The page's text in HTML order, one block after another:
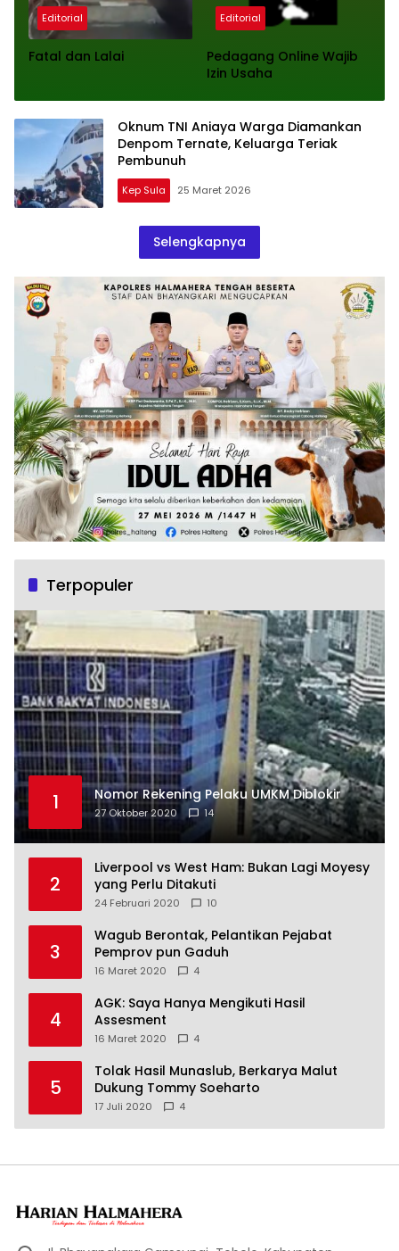
Editorial
Fatal dan Lalai
Editorial
Pedagang Online Wajib
Izin Usaha
Oknum TNI Aniaya Warga Diamankan
Denpom Ternate, Keluarga Teriak
Pembunuh
Kep Sula 25 Maret 2026
Selengkapnya
Terpopuler
1 Nomor Rekening Pelaku UMKM Diblokir
27 Oktober 2020 14
2
Liverpool vs West Ham: Bukan Lagi Moyesy
yang Perlu Ditakuti
24 Februari 2020 10
3
Wagub Berontak, Pelantikan Pejabat
Pemprov pun Gaduh
16 Maret 2020 4
4
AGK: Saya Hanya Mengikuti Hasil
Assesment
16 Maret 2020 4
5
Tolak Hasil Munaslub, Berkarya Malut
Dukung Tommy Soeharto
17 Juli 2020 4